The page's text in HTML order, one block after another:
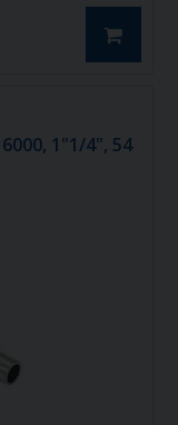
1"1/4", 54